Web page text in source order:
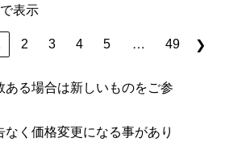
表示
2 3 4 5 … 49 ❯
ある場合は新しいものをご参
く価格変更になる事があり